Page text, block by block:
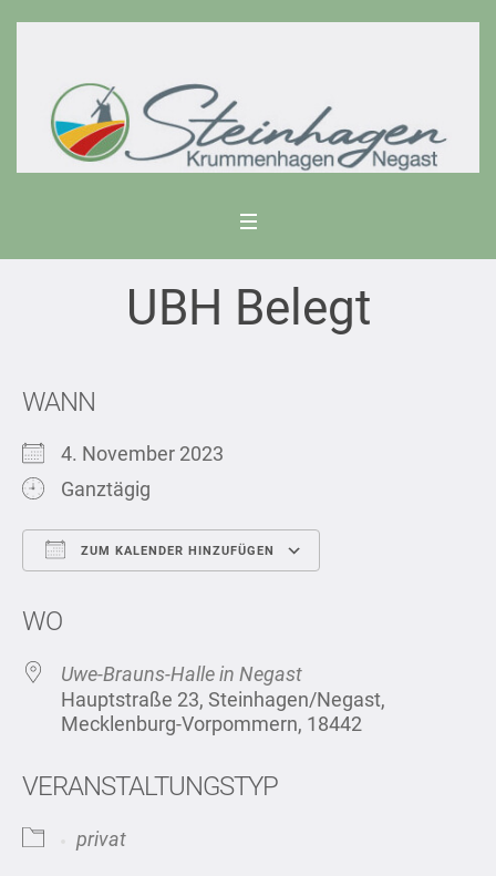
UBH Belegt
WANN
4. November 2023
Ganztägig
ZUM KALENDER HINZUFÜGEN
WO
Uwe-Brauns-Halle in Negast
Hauptstraße 23, Steinhagen/Negast,
Mecklenburg-Vorpommern, 18442
VERANSTALTUNGSTYP
privat